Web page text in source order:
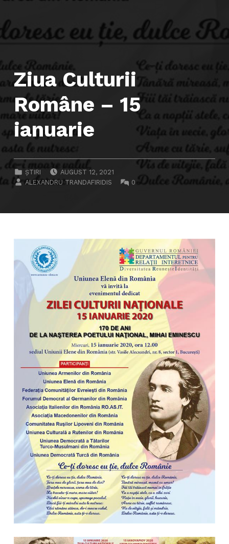
Ziua Culturii
Române – 15
ianuarie
CATEGORIZED IN:
ȘTIRI
POSTED ON:
AUGUST 12, 2021
WRITTEN BY:
ALEXANDRU TRANDAFIRIDIS
COMMENTS:
0